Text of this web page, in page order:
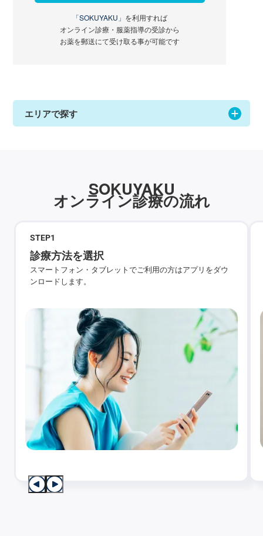
「SOKUYAKU」 を利用すれば
オンライン診療・服薬指導の受診から
お薬を郵送にて受け取る事が可能です
エリアで探す
SOKUYAKU
オンライン診療の流れ
STEP1
診療方法を選択
スマートフォン・タブレットでご利用の方はアプリをダウ
ンロードします。